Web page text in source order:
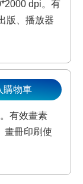
dpi。有
版、播放器
有效畫素
畫冊印刷使
購物車